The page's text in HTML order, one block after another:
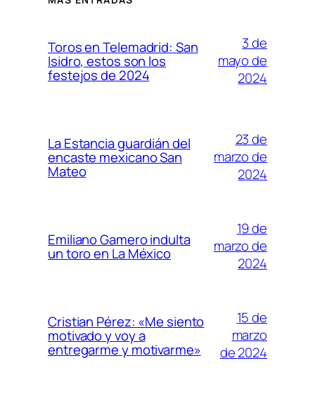
Toros en Telemadrid: San
Isidro, estos son los
festejos de 2024
3 de
mayo de
2024
La Estancia guardián del
encaste mexicano San
Mateo
23 de
marzo de
2024
Emiliano Gamero indulta
un toro en La México
19 de
marzo de
2024
Cristian Pérez: «Me siento
motivado y voy a
entregarme y motivarme»
15 de
marzo
de 2024